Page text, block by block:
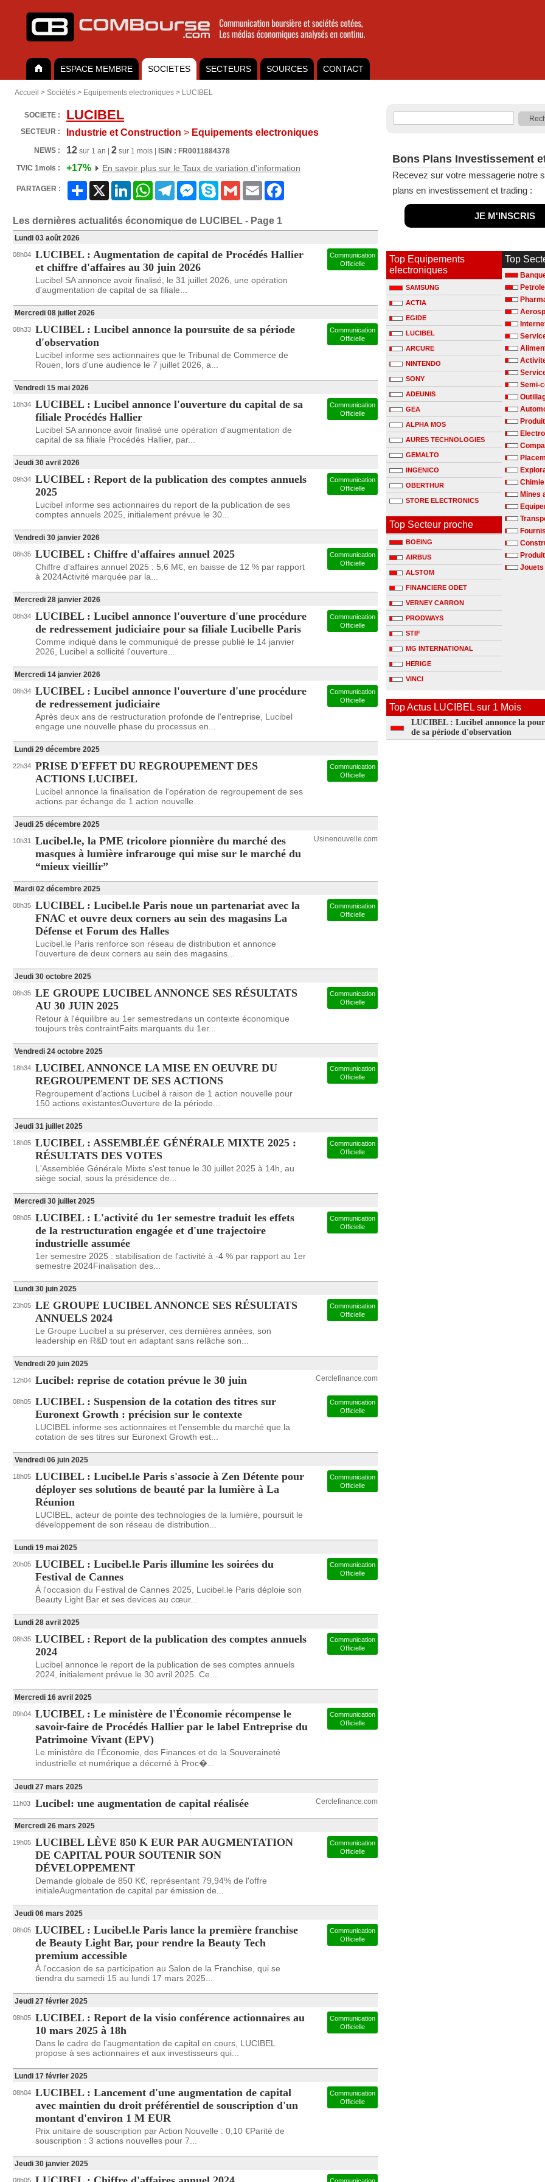
ESPACE MEMBRE SOCIETES SECTEURS SOURCES CONTACT
Accueil > Sociétés > Equipements electroniques > LUCIBEL
SOCIETE : LUCIBEL
SECTEUR : Industrie et Construction > Equipements electroniques
NEWS : 12 sur 1 an | 2 sur 1 mois |
ISIN : FR0011884378
TVIC 1mois :
+17% En savoir plus sur le Taux de variation d'information
PARTAGER : Partager LinkedInWhatsAppTelegramMessenger
Skype Gmail Email
Les dernières actualités économique de LUCIBEL - Page 1
Lundi 03 août 2026
08h04 LUCIBEL : Augmentation de capital de Procédés Hallier
et chiffre d'affaires au 30 juin 2026
Lucibel SA annonce avoir finalisé, le 31 juillet 2026, une opération
d'augmentation de capital de sa filiale...
Communication
Officielle
Mercredi 08 juillet 2026
08h33 LUCIBEL : Lucibel annonce la poursuite de sa période
d'observation
Lucibel informe ses actionnaires que le Tribunal de Commerce de
Rouen, lors d'une audience le 7 juillet 2026, a...
Communication
Officielle
Vendredi 15 mai 2026
18h34 LUCIBEL : Lucibel annonce l'ouverture du capital de sa
filiale Procédés Hallier
Lucibel SA annonce avoir finalisé une opération d'augmentation de
capital de sa filiale Procédés Hallier, par...
Communication
Officielle
Jeudi 30 avril 2026
09h34 LUCIBEL : Report de la publication des comptes annuels
2025
Lucibel informe ses actionnaires du report de la publication de ses
comptes annuels 2025, initialement prévue le 30...
Communication
Officielle
Vendredi 30 janvier 2026
08h35 LUCIBEL : Chiffre d'affaires annuel 2025
Chiffre d'affaires annuel 2025 : 5,6 M€, en baisse de 12 % par rapport
à 2024Activité marquée par la...
Communication
Officielle
Mercredi 28 janvier 2026
08h34 LUCIBEL : Lucibel annonce l'ouverture d'une procédure
de redressement judiciaire pour sa filiale Lucibelle Paris
Comme indiqué dans le communiqué de presse publié le 14 janvier
2026, Lucibel a sollicité l'ouverture...
Communication
Officielle
Mercredi 14 janvier 2026
08h34 LUCIBEL : Lucibel annonce l'ouverture d'une procédure
de redressement judiciaire
Après deux ans de restructuration profonde de l'entreprise, Lucibel
engage une nouvelle phase du processus en...
Communication
Officielle
Lundi 29 décembre 2025
22h34 PRISE D'EFFET DU REGROUPEMENT DES
ACTIONS LUCIBEL
Lucibel annonce la finalisation de l'opération de regroupement de ses
actions par échange de 1 action nouvelle...
Communication
Officielle
Jeudi 25 décembre 2025
10h31
Lucibel.le, la PME tricolore pionnière du marché des
masques à lumière infrarouge qui mise sur le marché du
“mieux vieillir”
Usinenouvelle.com
Mardi 02 décembre 2025
08h35 LUCIBEL : Lucibel.le Paris noue un partenariat avec la
FNAC et ouvre deux corners au sein des magasins La
Défense et Forum des Halles
Lucibel.le Paris renforce son réseau de distribution et annonce
l'ouverture de deux corners au sein des magasins...
Communication
Officielle
Jeudi 30 octobre 2025
08h35 LE GROUPE LUCIBEL ANNONCE SES RÉSULTATS
AU 30 JUIN 2025
Retour à l'équilibre au 1er semestredans un contexte économique
toujours très contraintFaits marquants du 1er...
Communication
Officielle
Vendredi 24 octobre 2025
18h34 LUCIBEL ANNONCE LA MISE EN OEUVRE DU
REGROUPEMENT DE SES ACTIONS
Regroupement d'actions Lucibel à raison de 1 action nouvelle pour
150 actions existantesOuverture de la période...
Communication
Officielle
Jeudi 31 juillet 2025
18h05 LUCIBEL : ASSEMBLÉE GÉNÉRALE MIXTE 2025 :
RÉSULTATS DES VOTES
L'Assemblée Générale Mixte s'est tenue le 30 juillet 2025 à 14h, au
siège social, sous la présidence de...
Communication
Officielle
Mercredi 30 juillet 2025
08h05 LUCIBEL : L'activité du 1er semestre traduit les effets
de la restructuration engagée et d'une trajectoire
industrielle assumée
1er semestre 2025 : stabilisation de l'activité à -4 % par rapport au 1er
semestre 2024Finalisation des...
Communication
Officielle
Lundi 30 juin 2025
23h05 LE GROUPE LUCIBEL ANNONCE SES RÉSULTATS
ANNUELS 2024
Le Groupe Lucibel a su préserver, ces dernières années, son
leadership en R&D tout en adaptant sans relâche son...
Communication
Officielle
Vendredi 20 juin 2025
12h04 Lucibel: reprise de cotation prévue le 30 juin Cerclefinance.com
08h05 LUCIBEL : Suspension de la cotation des titres sur
Euronext Growth : précision sur le contexte
LUCIBEL informe ses actionnaires et l'ensemble du marché que la
cotation de ses titres sur Euronext Growth est...
Communication
Officielle
Vendredi 06 juin 2025
18h05 LUCIBEL : Lucibel.le Paris s'associe à Zen Détente pour
déployer ses solutions de beauté par la lumière à La
Réunion
LUCIBEL, acteur de pointe des technologies de la lumière, poursuit le
développement de son réseau de distribution...
Communication
Officielle
Lundi 19 mai 2025
20h05 LUCIBEL : Lucibel.le Paris illumine les soirées du
Festival de Cannes
À l'occasion du Festival de Cannes 2025, Lucibel.le Paris déploie son
Beauty Light Bar et ses devices au cœur...
Communication
Officielle
Lundi 28 avril 2025
08h35 LUCIBEL : Report de la publication des comptes annuels
2024
Lucibel annonce le report de la publication de ses comptes annuels
2024, initialement prévue le 30 avril 2025. Ce...
Communication
Officielle
Mercredi 16 avril 2025
09h04 LUCIBEL : Le ministère de l'Économie récompense le
savoir-faire de Procédés Hallier par le label Entreprise du
Patrimoine Vivant (EPV)
Le ministère de l'Économie, des Finances et de la Souveraineté
industrielle et numérique a décerné à Proc�...
Communication
Officielle
Jeudi 27 mars 2025
11h03 Lucibel: une augmentation de capital réalisée Cerclefinance.com
Mercredi 26 mars 2025
19h05 LUCIBEL LÈVE 850 K EUR PAR AUGMENTATION
DE CAPITAL POUR SOUTENIR SON
DÉVELOPPEMENT
Demande globale de 850 K€, représentant 79,94% de l'offre
initialeAugmentation de capital par émission de...
Communication
Officielle
Jeudi 06 mars 2025
08h05 LUCIBEL : Lucibel.le Paris lance la première franchise
de Beauty Light Bar, pour rendre la Beauty Tech
premium accessible
À l'occasion de sa participation au Salon de la Franchise, qui se
tiendra du samedi 15 au lundi 17 mars 2025...
Communication
Officielle
Jeudi 27 février 2025
08h05 LUCIBEL : Report de la visio conférence actionnaires au
10 mars 2025 à 18h
Dans le cadre de l'augmentation de capital en cours, LUCIBEL
propose à ses actionnaires et aux investisseurs qui...
Communication
Officielle
Lundi 17 février 2025
08h04 LUCIBEL : Lancement d'une augmentation de capital
avec maintien du droit préférentiel de souscription d'un
montant d'environ 1 M EUR
Prix unitaire de souscription par Action Nouvelle : 0,10 €Parité de
souscription : 3 actions nouvelles pour 7...
Communication
Officielle
Jeudi 30 janvier 2025
08h05
Bons Plans Investissement
Recevez sur votre messagerie notre
plans en investissement et trading :
JE M'INSCRIS
Top Equipements
electroniques
SAMSUNG
ACTIA
EGIDE
LUCIBEL
ARCURE
NINTENDO
SONY
ADEUNIS
GEA
ALPHA MOS
AURES TECHNOLOGIES
GEMALTO
INGENICO
OBERTHUR
STORE ELECTRONICS
Top Secteur proche
BOEING
AIRBUS
ALSTOM
FINANCIERE ODET
VERNEY CARRON
PRODWAYS
STIF
MG INTERNATIONAL
HERIGE
VINCI
Top
Semi-
Mines
Jouets
Top Actus LUCIBEL sur 1 Mois
LUCIBEL : Lucibel annonce la
de sa période d'observation